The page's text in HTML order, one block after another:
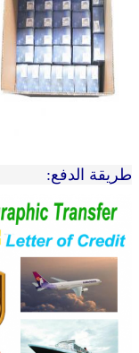
طريقة الدفع: